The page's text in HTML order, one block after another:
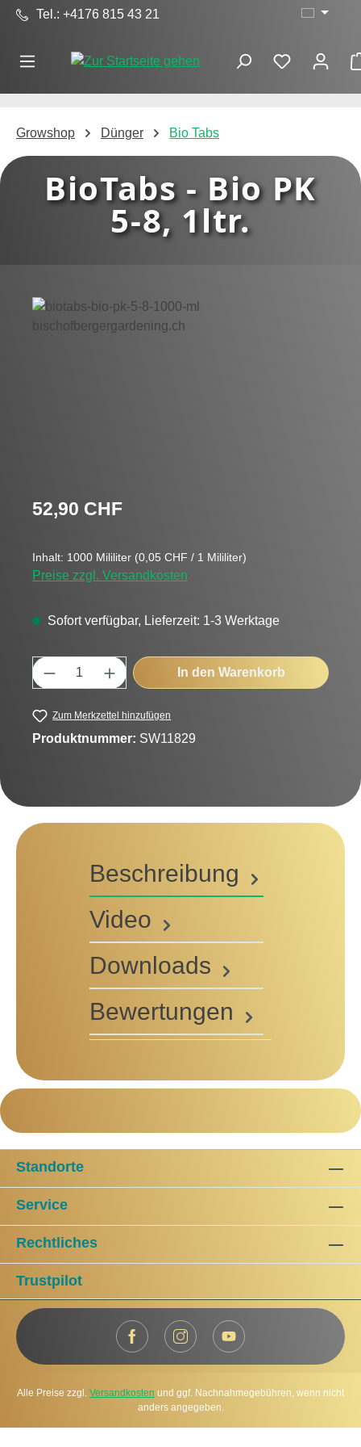
Zum Hauptinhalt springen
Tel.: +4176 815 43 21
Growshop Dünger Bio Tabs
BioTabs - Bio PK
5-8, 1ltr.
Bildergalerie überspringen
Regulärer Preis:
52,90 CHF
Inhalt: 1000 Mililiter (0,05 CHF / 1 Mililiter)
Preise zzgl. Versandkosten
Sofort verfügbar, Lieferzeit: 1-3 Werktage
Produkt Anzahl: Gib den gewünschten
In den Warenkorb
Zum Merkzettel hinzufügen
Produktnummer: SW11829
Beschreibung
Video
Downloads
Bewertungen
Standorte
Service
Rechtliches
Trustpilot
Alle Preise zzgl. Versandkosten und ggf. Nachnahmegebühren, wenn nicht
anders angegeben.